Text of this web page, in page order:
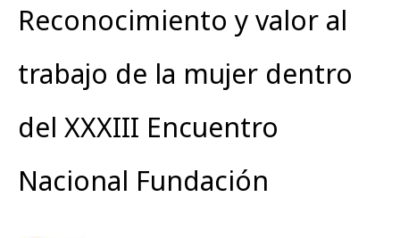
Reconocimiento y valor al
trabajo de la mujer dentro
del XXXIII Encuentro
Nacional Fundación